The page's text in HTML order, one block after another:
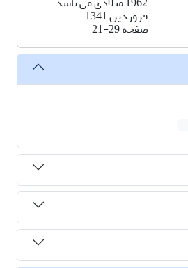
فروردین 1341
صفحه21-29